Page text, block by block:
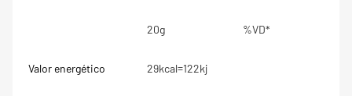
20g %VD*
Valor energético 29kcal=122kj